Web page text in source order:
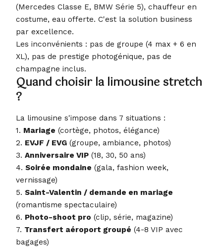
(Mercedes Classe E, BMW Série 5), chauffeur en
costume, eau offerte. C'est la solution business
par excellence.
Les inconvénients : pas de groupe (4 max + 6 en
XL), pas de prestige photogénique, pas de
champagne inclus.
Quand choisir la limousine stretch
?
La limousine s'impose dans 7 situations :
1. Mariage (cortège, photos, élégance)
2. EVJF / EVG (groupe, ambiance, photos)
3. Anniversaire VIP (18, 30, 50 ans)
4. Soirée mondaine (gala, fashion week,
vernissage)
5. Saint-Valentin / demande en mariage
(romantisme spectaculaire)
6. Photo-shoot pro (clip, série, magazine)
7. Transfert aéroport groupé (4-8 VIP avec
bagages)